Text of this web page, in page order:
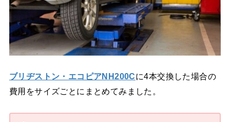
ブリヂストン・エコピアNH200Cに4本交換した場合の
費用をサイズごとにまとめてみました。